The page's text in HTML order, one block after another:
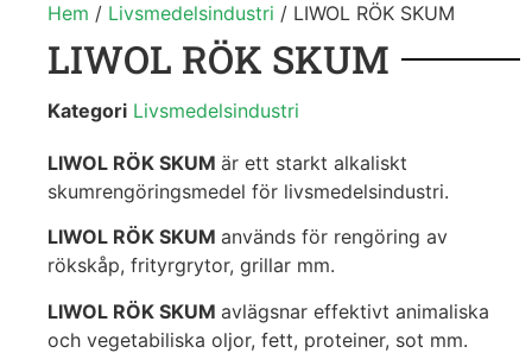
Hem / Livsmedelsindustri / LIWOL RÖK SKUM
LIWOL RÖK SKUM
Kategori Livsmedelsindustri
LIWOL RÖK SKUM är ett starkt alkaliskt
skumrengöringsmedel för livsmedelsindustri.
LIWOL RÖK SKUM används för rengöring av
rökskåp, frityrgrytor, grillar mm.
LIWOL RÖK SKUM avlägsnar effektivt animaliska
och vegetabiliska oljor, fett, proteiner, sot mm.